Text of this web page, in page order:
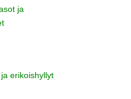
ja
erikoishyllyt